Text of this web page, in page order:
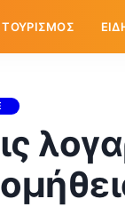
ΤΟΥΡΙΣΜΟΣ